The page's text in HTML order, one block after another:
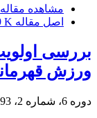
مشاهده مقاله
اصل مقاله K
بررسی
ورزش
دوره 6، شماره 2، 1393، صفحه